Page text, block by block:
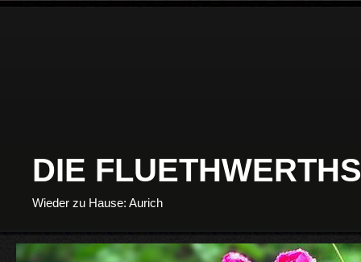
DIE
Wieder zu Hause: Aurich